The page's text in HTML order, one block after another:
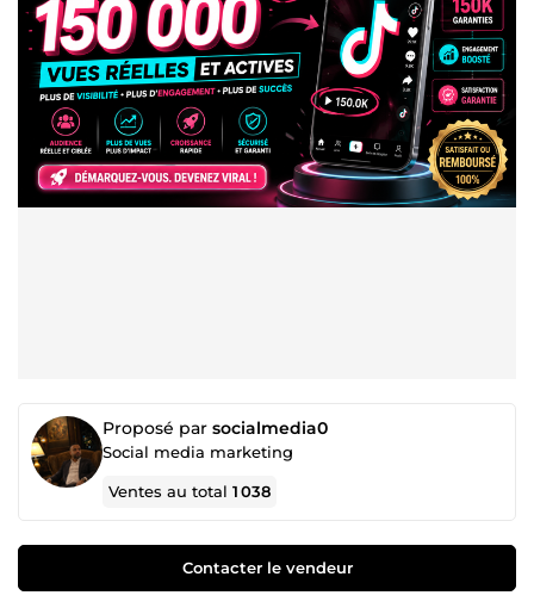
Proposé par socialmedia0
Social media marketing
Ventes au total1 038
Contacter le vendeur